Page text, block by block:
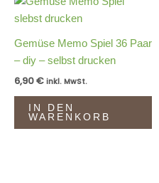
Gemüse Memo Spiel 36 Paar
– diy – selbst drucken
6,90€ inkl. MwSt.
IN DEN
WARENKORB